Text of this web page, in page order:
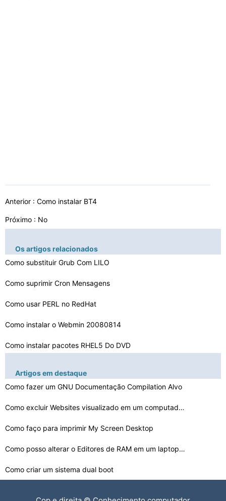
Anterior : Como instalar BT4
Próximo : No
Os artigos relacionados
Como substituir Grub Com LILO
Como suprimir Cron Mensagens
Como usar PERL no RedHat
Como instalar o Webmin 20080814
Como instalar pacotes RHEL5 Do DVD
Como formatar um disco em Linux
Como instalar o FFmpeg Usando Python
Como instalar CIFS Com Nexenta
Artigos em destaque
Como fazer um GNU Documentação Compilation Alvo
Como excluir Websites visualizado em um computador
Como faço para imprimir My Screen Desktop
Como posso alterar o Editores de RAM em um laptop Sony
Como criar um sistema dual boot